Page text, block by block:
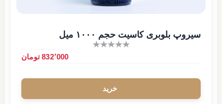
سیروپ بلوبری کاسیت حجم ۱۰۰۰ میل
832٬000 تومان